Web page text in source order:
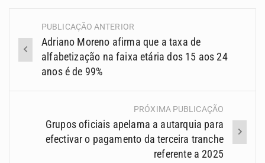
Navegação
(Posts)
PUBLICAÇÃO ANTERIOR
Adriano Moreno afirma que a taxa de
alfabetização na faixa etária dos 15 aos 24
anos é de 99%
PRÓXIMA PUBLICAÇÃO
Grupos oficiais apelama a autarquia para
efectivar o pagamento da terceira tranche
referente a 2025